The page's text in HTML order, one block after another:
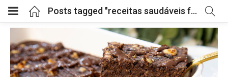
Posts tagged "receitas saudáveis fáceis"